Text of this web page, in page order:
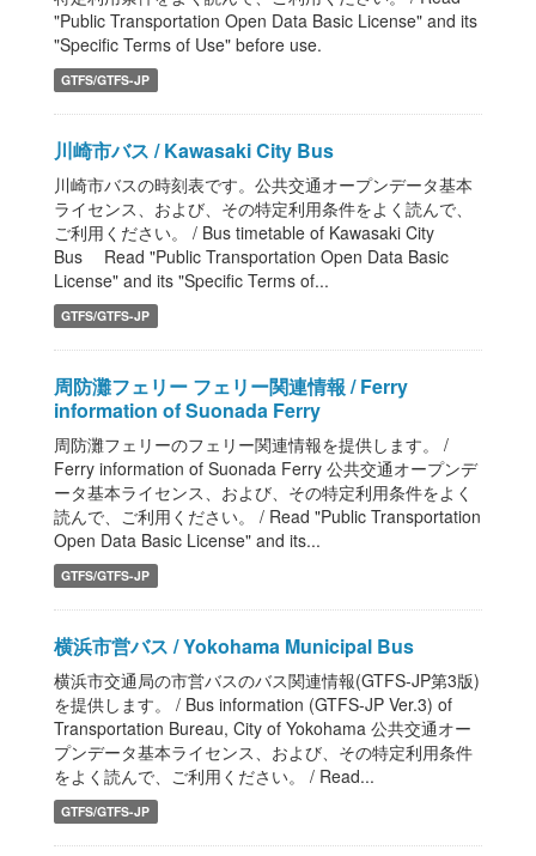
"Public Transportation Open Data Basic License" and its
"Specific Terms of Use" before use.
GTFS/GTFS-JP
川崎市バス / Kawasaki City Bus
川崎市バスの時刻表です。公共交通オープンデータ基本
ライセンス、および、その特定利用条件をよく読んで、
ご利用ください。 / Bus timetable of Kawasaki City
Bus Read "Public Transportation Open Data Basic
License" and its "Specific Terms of...
GTFS/GTFS-JP
周防灘フェリー フェリー関連情報 / Ferry
information of Suonada Ferry
周防灘フェリーのフェリー関連情報を提供します。 /
Ferry information of Suonada Ferry 公共交通オープンデ
ータ基本ライセンス、および、その特定利用条件をよく
読んで、ご利用ください。 / Read "Public Transportation
Open Data Basic License" and its...
GTFS/GTFS-JP
横浜市営バス / Yokohama Municipal Bus
横浜市交通局の市営バスのバス関連情報(GTFS-JP第3版)
を提供します。 / Bus information (GTFS-JP Ver.3) of
Transportation Bureau, City of Yokohama 公共交通オー
プンデータ基本ライセンス、および、その特定利用条件
をよく読んで、ご利用ください。 / Read...
GTFS/GTFS-JP